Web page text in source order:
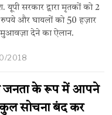
सरकार द्वारा मृतकों को 2
और घायलों को 50 हज़ार
देने का ऐलान.
2018
जनता के रूप में आपने
सोचना बंद कर